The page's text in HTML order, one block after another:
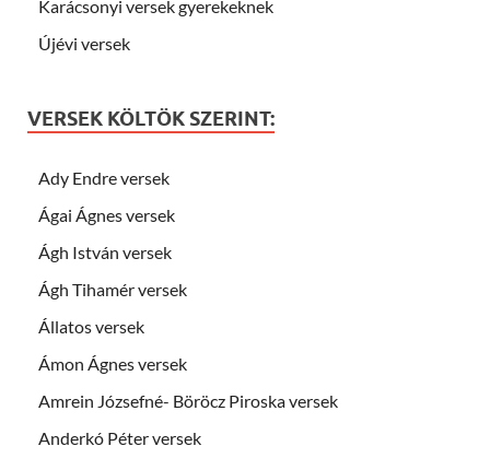
Karácsonyi versek gyerekeknek
Újévi versek
VERSEK KÖLTÖK SZERINT:
Ady Endre versek
Ágai Ágnes versek
Ágh István versek
Ágh Tihamér versek
Állatos versek
Ámon Ágnes versek
Amrein Józsefné- Böröcz Piroska versek
Anderkó Péter versek